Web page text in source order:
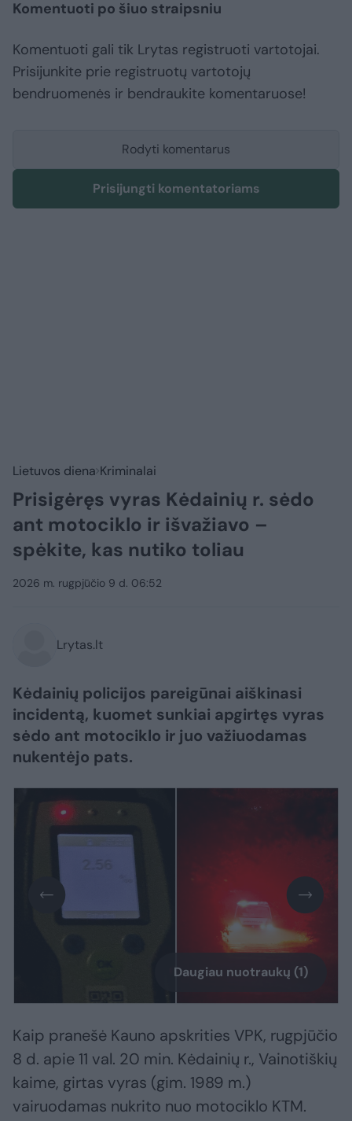
Komentuoti po šiuo straipsniu
Komentuoti gali tik Lrytas registruoti vartotojai.
Prisijunkite prie registruotų vartotojų
bendruomenės ir bendraukite komentaruose!
Rodyti komentarus
Prisijungti komentatoriams
Lietuvos diena Kriminalai
Prisigėręs vyras Kėdainių r. sėdo
ant motociklo ir išvažiavo –
spėkite, kas nutiko toliau
2026 m. rugpjūčio 9 d. 06:52
Lrytas.lt
Kėdainių policijos pareigūnai aiškinasi
incidentą, kuomet sunkiai apgirtęs vyras
sėdo ant motociklo ir juo važiuodamas
nukentėjo pats.
Daugiau nuotraukų (1)
Kaip pranešė Kauno apskrities VPK, rugpjūčio
8 d. apie 11 val. 20 min. Kėdainių r., Vainotiškių
kaime, girtas vyras (gim. 1989 m.)
vairuodamas nukrito nuo motociklo KTM.